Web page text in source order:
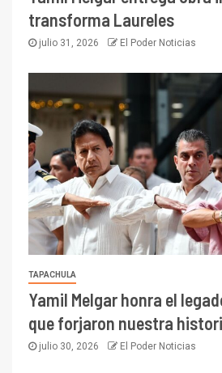
transforma Laureles
julio 31, 2026 El Poder Noticias
TAPACHULA
Yamil Melgar honra el
que forjaron nuestra
julio 30, 2026 El Poder Noticias